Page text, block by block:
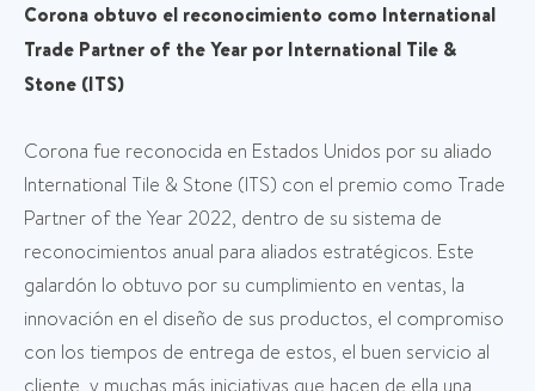
Corona obtuvo el reconocimiento como International
Trade Partner of the Year por International Tile &
Stone (ITS)
Corona fue reconocida en Estados Unidos por su aliado
International Tile & Stone (ITS) con el premio como Trade
Partner of the Year 2022, dentro de su sistema de
reconocimientos anual para aliados estratégicos. Este
galardón lo obtuvo por su cumplimiento en ventas, la
innovación en el diseño de sus productos, el compromiso
con los tiempos de entrega de estos, el buen servicio al